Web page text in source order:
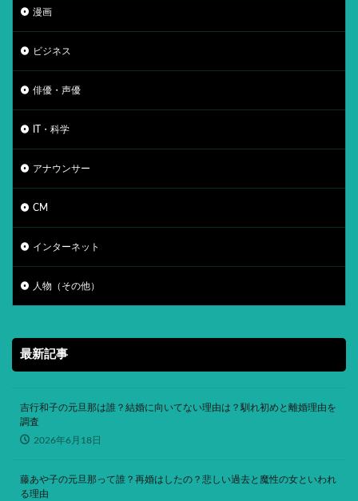
漫画
ビジネス
俳優・声優
IT・科学
アナウンサー
CM
インターネット
人物（その他）
最新記事
吉行和子の元旦那は誰？結婚に向いてない理由は？馴れ初めと離婚理由を
調査
2026年6月18日
藤あや子の元旦那って誰？再婚はしたの？悲しい過去と魔性の女といわれ
る理由